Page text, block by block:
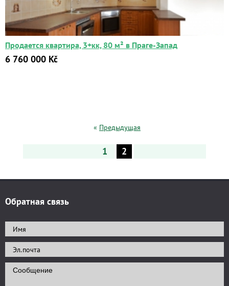
Продается квартира, 3+кк, 80 м² в Праге-Запад
6 760 000 Kč
« Предыдущая
1 2
Обратная связь